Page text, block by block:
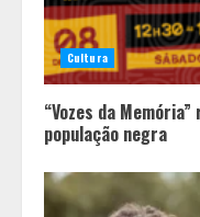
Cultura
“Vozes da
população negra